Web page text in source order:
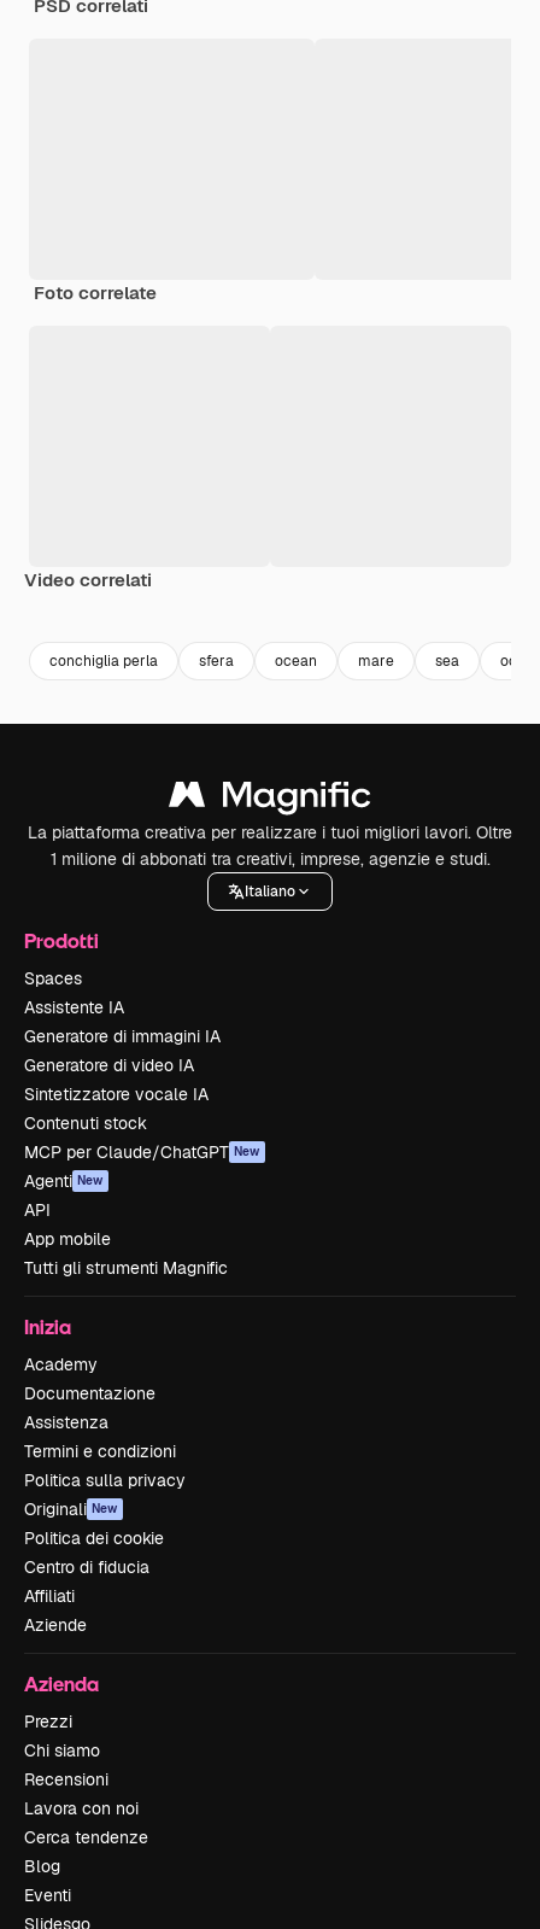
PSD correlati
Foto correlate
Video correlati
conchiglia perla sfera ocean mare sea
La piattaforma creativa per realizzare i tuoi migliori lavori. Oltre
1 milione di abbonati tra creativi, imprese, agenzie e studi.
Italiano
Prodotti
Spaces
Assistente IA
Generatore di immagini IA
Generatore di video IA
Sintetizzatore vocale IA
Contenuti stock
MCP per Claude/ChatGPT New
Agenti New
API
App mobile
Tutti gli strumenti Magnific
Inizia
Academy
Documentazione
Assistenza
Termini e condizioni
Politica sulla privacy
Originali New
Politica dei cookie
Centro di fiducia
Affiliati
Aziende
Azienda
Prezzi
Chi siamo
Recensioni
Lavora con noi
Cerca tendenze
Blog
Eventi
Slidesgo